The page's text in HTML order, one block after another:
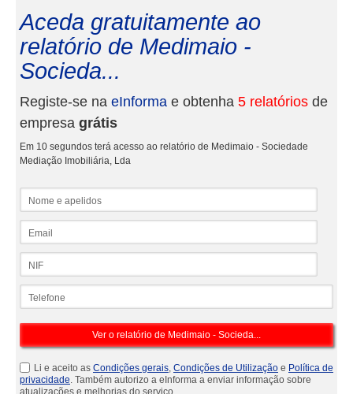
Aceda gratuitamente ao
relatório de Medimaio -
Socieda...
Registe-se na eInforma e obtenha 5 relatórios de
empresa grátis
Em 10 segundos terá acesso ao relatório de Medimaio - Sociedade
Mediação Imobiliária, Lda
Li e aceito as Condições gerais, Condições de Utilização e Política de
privacidade. Também autorizo a eInforma a enviar informação sobre
atualizações e melhorias do serviço.